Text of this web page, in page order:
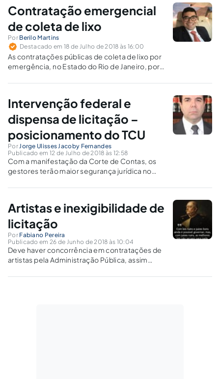
eletrônica.
Contratação emergencial
de coleta de lixo
Por Berilo Martins
Destacado em 18 de Julho de 2018 às 16:00
As contratações públicas de coleta de lixo por
emergência, no Estado do Rio de Janeiro, por
resultar em inelegibilidade.
Intervenção federal e
dispensa de licitação –
posicionamento do TCU
Por Jorge Ulisses Jacoby Fernandes
Publicado em 12 de Julho de 2018 às 12:58
Com a manifestação da Corte de Contas, os
gestores terão maior segurança jurídica no
compras públicas.
Artistas e inexigibilidade de
licitação
Por Fabiano Pereira
Publicado em 26 de Junho de 2018 às 10:04
Deve haver concorrência em contratações de
artistas pela Administração Pública, assim
prestação do serviço público. Chega de "pão e